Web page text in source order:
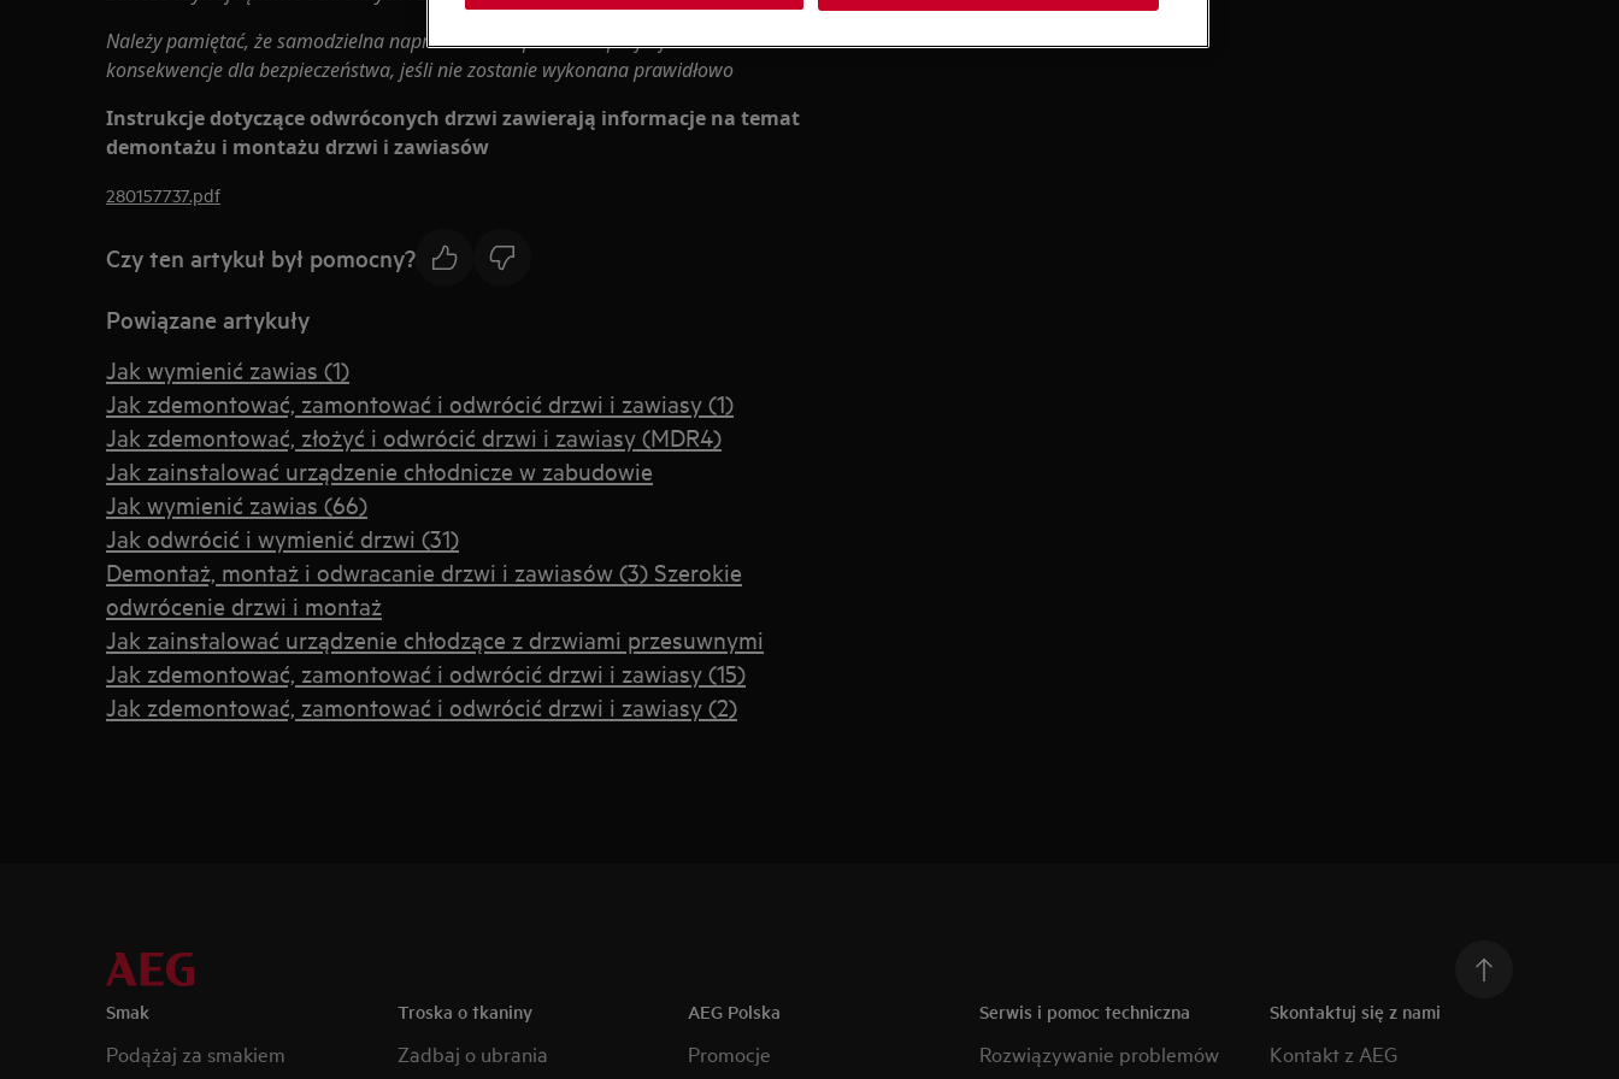
Należy pamiętać, że samodzielna naprawa lub naprawa nieprofesjonalna może mieć
konsekwencje dla bezpieczeństwa, jeśli nie zostanie wykonana prawidłowo
Instrukcje dotyczące odwróconych drzwi zawierają informacje na temat
demontażu i montażu drzwi i zawiasów
280157737.pdf
Czy ten artykuł był pomocny?
Powiązane artykuły
Jak wymienić zawias (1)
Jak zdemontować, zamontować i odwrócić drzwi i zawiasy (1)
Jak zdemontować, złożyć i odwrócić drzwi i zawiasy (MDR4)
Jak zainstalować urządzenie chłodnicze w zabudowie
Jak wymienić zawias (66)
Jak odwrócić i wymienić drzwi (31)
Demontaż, montaż i odwracanie drzwi i zawiasów (3) Szerokie
odwrócenie drzwi i montaż
Jak zainstalować urządzenie chłodzące z drzwiami przesuwnymi
Jak zdemontować, zamontować i odwrócić drzwi i zawiasy (15)
Jak zdemontować, zamontować i odwrócić drzwi i zawiasy (2)
Smak
Podążaj za smakiem
Troska o tkaniny
Zadbaj o ubrania
AEG Polska
Promocje
Serwis i pomoc techniczna
Rozwiązywanie problemów
Skontaktuj się z nami
Kontakt z AEG